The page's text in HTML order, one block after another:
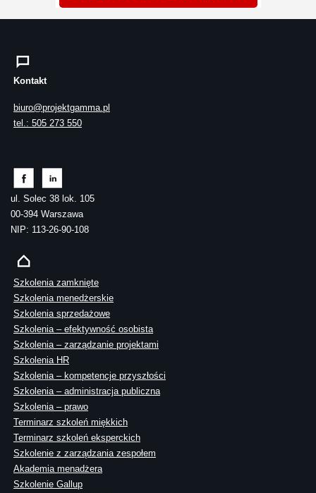
Kontakt
biuro@projektgamma.pl
tel.: 505 273 550
ul. Solec 38 lok. 105
00-394 Warszawa
NIP: 113-26-90-108
Szkolenia zamknięte
Szkolenia menedżerskie
Szkolenia sprzedażowe
Szkolenia – efektywność osobista
Szkolenia – zarządzanie projektami
Szkolenia HR
Szkolenia – kompetencje przyszłości
Szkolenia – administracja publiczna
Szkolenia – prawo
Terminarz szkoleń miękkich
Terminarz szkoleń eksperckich
Szkolenie z zarządzania zespołem
Akademia menadżera
Szkolenie Gallup